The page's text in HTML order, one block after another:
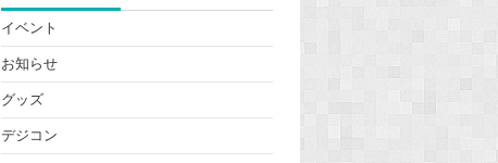
イベント
お知らせ
グッズ
デジコン